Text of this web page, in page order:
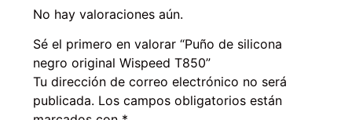
No hay valoraciones aún.
Sé el primero en valorar “Puño de silicona
negro original Wispeed T850”
Tu dirección de correo electrónico no será
publicada. Los campos obligatorios están